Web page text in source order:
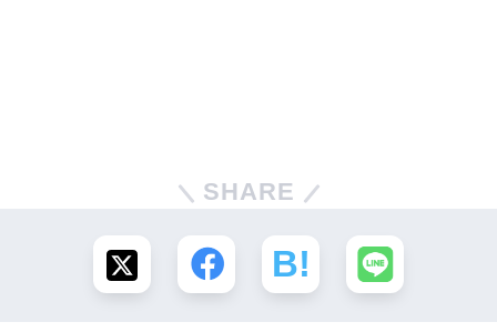
SHARE